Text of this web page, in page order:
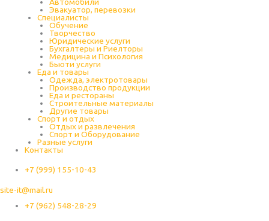
Эвакуатор, перевозки
Специалисты
Обучение
Творчество
Юридические услуги
Бухгалтеры и Риелторы
Медицина и Психология
Бьюти услуги
Еда и товары
Одежда, электротовары
Производство продукции
Еда и рестораны
Строительные материалы
Другие товары
Спорт и отдых
Отдых и развлечения
Спорт и Оборудование
Разные услуги
Контакты
+7 (999) 155-10-43
site-it@mail.ru
+7 (962) 548-28-29